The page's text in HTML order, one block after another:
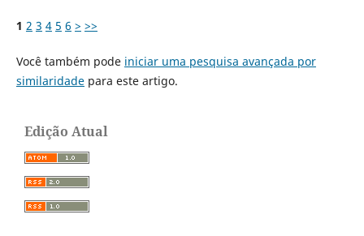
1 2 3 4 5 6 > >>
Você também pode iniciar uma pesquisa avançada por
similaridadepara este artigo.
Edição Atual